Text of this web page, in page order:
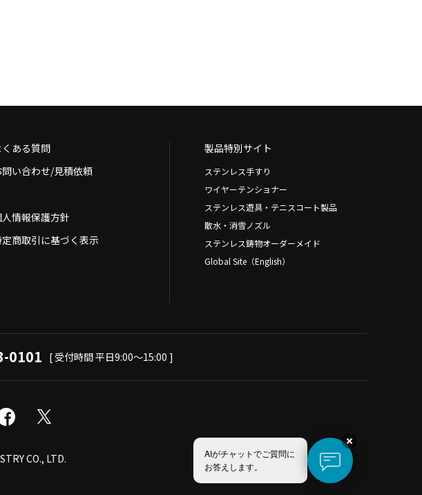
くある質問
問い合わせ/見積依頼
情報保護方針
商取引に基づく表示
製品特別サイト
ステンレス手すり
ワイヤーテンショナー
ステンレス遊具・テニスコート製品
散水・消雪ノズル
ステンレス鋳物オーダーメイド
Global Site（English）
0101 [ 受付時間 平日9:00～15:00 ]
CO., LTD.
AIがチャットでご質問に
お答えします。